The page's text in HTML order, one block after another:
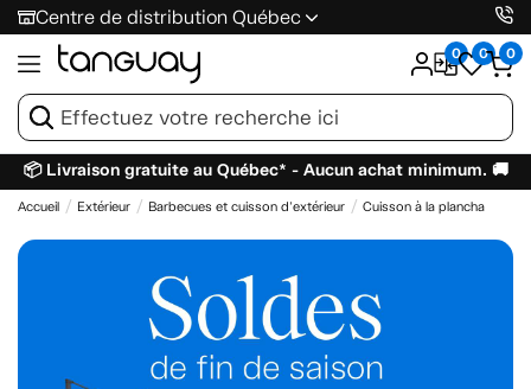
Centre de distribution Québec
0 0 0
📦 Livraison gratuite au Québec* - Aucun achat minimum. 🚚
Accueil Extérieur Barbecues et cuisson d'extérieur Cuisson à la plancha